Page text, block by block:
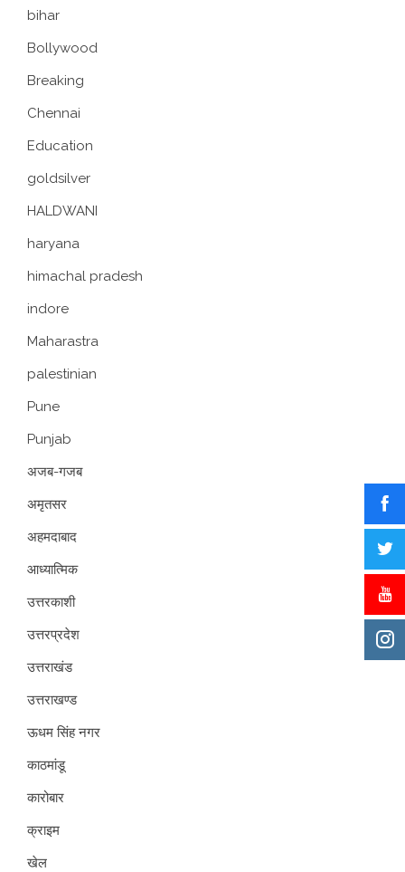
bihar
Bollywood
Breaking
Chennai
Education
goldsilver
HALDWANI
haryana
himachal pradesh
indore
Maharastra
palestinian
Pune
Punjab
अजब-गजब
अमृतसर
अहमदाबाद
आध्यात्मिक
उत्तरकाशी
उत्तरप्रदेश
उत्तराखंड
उत्तराखण्ड
ऊधम सिंह नगर
काठमांडू
कारोबार
क्राइम
खेल